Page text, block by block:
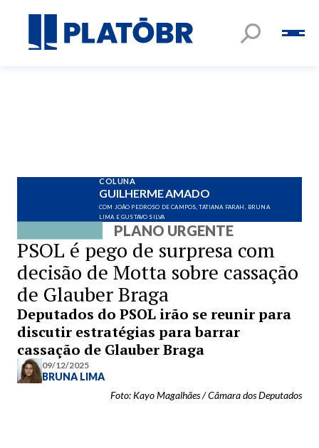
COLUNA
GUILHERME AMADO
COM JOÃO PEDROSO DE CAMPOS, TATIANA FARAH, BRUNA
LIMA E GUSTAVO SILVA
PLANO URGENTE
PSOL é pego de surpresa com
decisão de Motta sobre cassação
de Glauber Braga
Deputados do PSOL irão se reunir para
discutir estratégias para barrar
cassação de Glauber Braga
09/12/2025
BRUNA LIMA
Foto: Kayo Magalhães / Câmara dos Deputados